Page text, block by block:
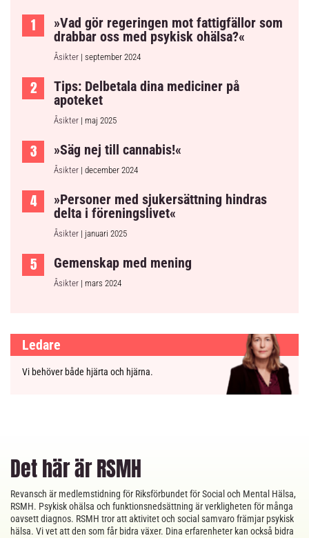
»Vad gör regeringen mot fattigfällor som
drabbar oss med psykisk ohälsa?«
Åsikter | september 2024
Tips: Delbetala dina mediciner på
apoteket
Åsikter | maj 2025
»Säg nej till cannabis!«
Åsikter | december 2024
»Personer med sjukersättning hindras
delta i föreningslivet«
Åsikter | januari 2025
Gemenskap med mening
Åsikter | mars 2024
Ledare
Vi behöver både hjärta och hjärna.
Det här är RSMH
Revansch är medlemstidning för Riksförbundet för Social och Mental Hälsa,
RSMH. Psykisk ohälsa och funktionsnedsättning är verkligheten för många
oavsett diagnos. RSMH tror att aktivitet och social samvaro främjar psykisk
hälsa. Vi vet att den som får bidra växer. Dina erfarenheter kan också bidra